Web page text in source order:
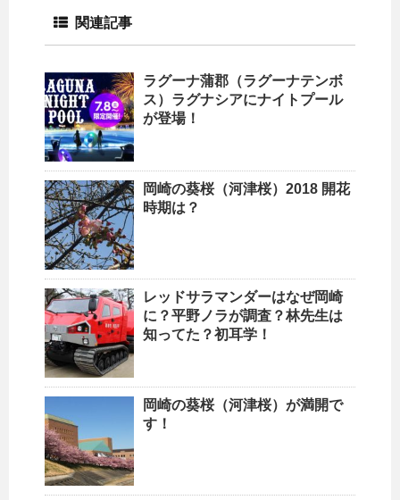
関連記事
ラグーナ蒲郡（ラグーナテンボ
ス）ラグナシアにナイトプール
が登場！
岡崎の葵桜（河津桜）2018 開花
時期は？
レッドサラマンダーはなぜ岡崎
に？平野ノラが調査？林先生は
知ってた？初耳学！
岡崎の葵桜（河津桜）が満開で
す！